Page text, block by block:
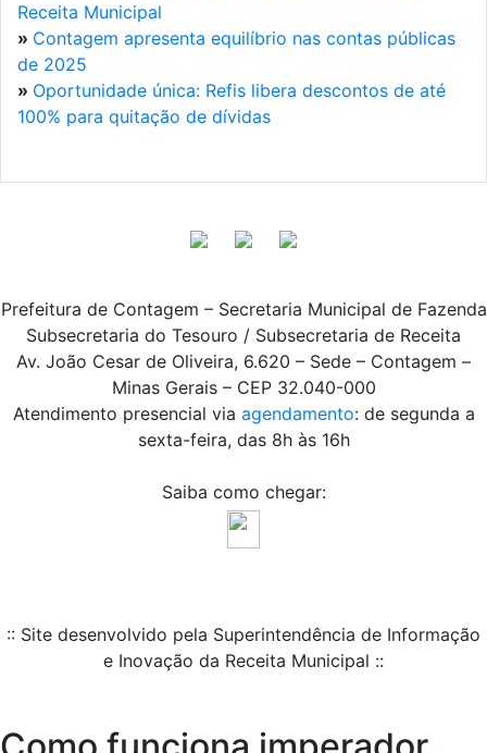
Receita Municipal
» Contagem apresenta equilíbrio nas contas públicas
de 2025
» Oportunidade única: Refis libera descontos de até
100% para quitação de dívidas
Prefeitura de Contagem – Secretaria Municipal de Fazenda
Subsecretaria do Tesouro / Subsecretaria de Receita
Av. João Cesar de Oliveira, 6.620 – Sede – Contagem –
Minas Gerais – CEP 32.040-000
Atendimento presencial via agendamento: de segunda a
sexta-feira, das 8h às 16h
Saiba como chegar:
:: Site desenvolvido pela Superintendência de Informação
e Inovação da Receita Municipal ::